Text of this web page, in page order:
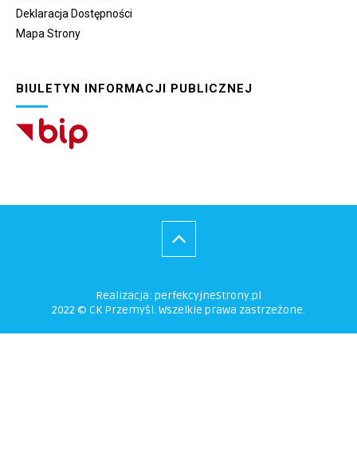
Deklaracja Dostępności
Mapa Strony
BIULETYN INFORMACJI PUBLICZNEJ
Realizacja: perfekcyjneStrony.pl
2022 © CK Przemyśl. Wszelkie prawa zastrzeżone.